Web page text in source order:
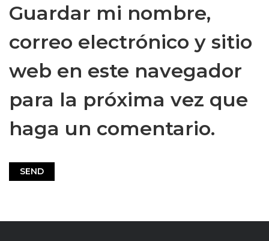
Guardar mi nombre,
correo electrónico y sitio
web en este navegador
para la próxima vez que
haga un comentario.